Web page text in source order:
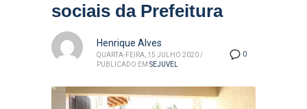
sociais da Prefeitura
0
Henrique Alves
QUARTA-FEIRA, 15 JULHO 2020/
PUBLICADO EM SEJUVEL